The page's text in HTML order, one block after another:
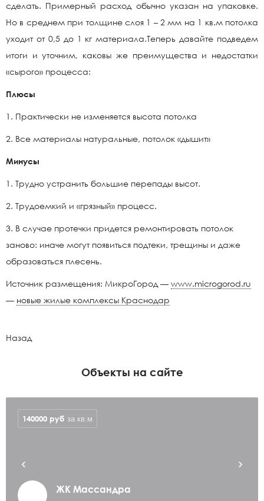
сделать. Примерный расход обычно указан на упаковке.
Но в среднем при толщине слоя 1 – 2 мм на 1 кв.м потолка
уходит от 0,5 до 1 кг материала.Теперь давайте подведем
итоги и уточним, каковы же преимущества и недостатки
«сырого» процесса:
Плюсы
1. Практически не изменяется высота потолка
2. Все материалы натуральные, потолок «дышит»
Минусы
1. Трудно устранить большие перепады высот.
2. Трудоемкий и «грязный» процесс.
3. В случае протечки придется ремонтировать потолок
заново: иначе могут появиться подтеки, трещины и даже
образоваться плесень.
Источник размещения: МикроГород — www.microgorod.ru
— новые жилые комплексы Краснодар
Назад
Объекты на сайте
ЖК Массандра
140000 руб за кв.м